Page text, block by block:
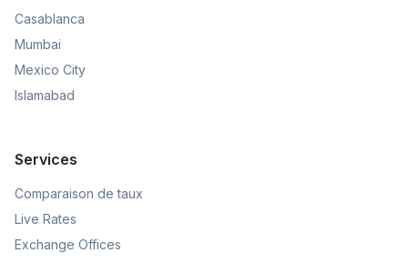
Casablanca
Mumbai
Mexico City
Islamabad
Services
Comparaison de taux
Live Rates
Exchange Offices